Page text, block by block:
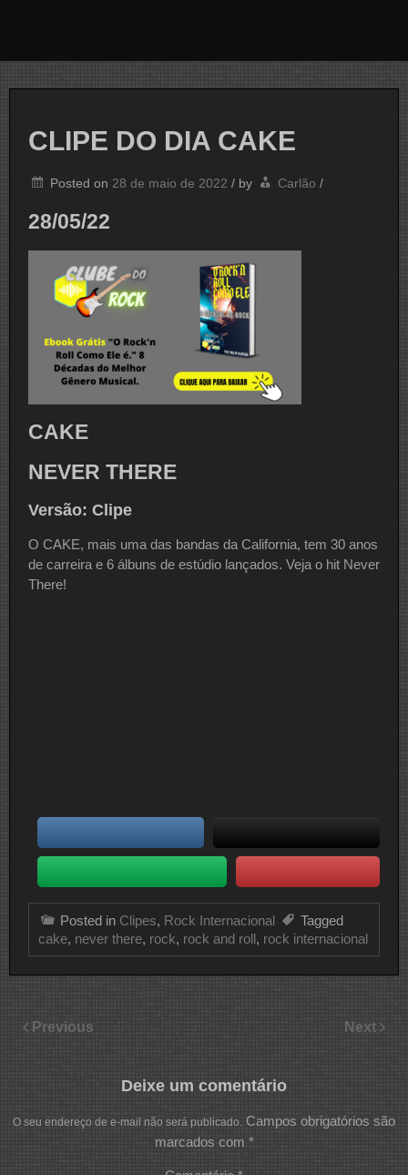
CLIPE DO DIA CAKE
Posted on 28 de maio de 2022 / by Carlão /
28/05/22
CAKE
NEVER THERE
Versão: Clipe
O CAKE, mais uma das bandas da California, tem 30 anos
de carreira e 6 álbuns de estúdio lançados. Veja o hit Never
There!
Posted in Clipes, Rock Internacional
Tagged
cake, never there, rock, rock and roll, rock internacional
Previous Next
Deixe um comentário
O seu endereço de e-mail não será publicado. Campos obrigatórios são
marcados com *